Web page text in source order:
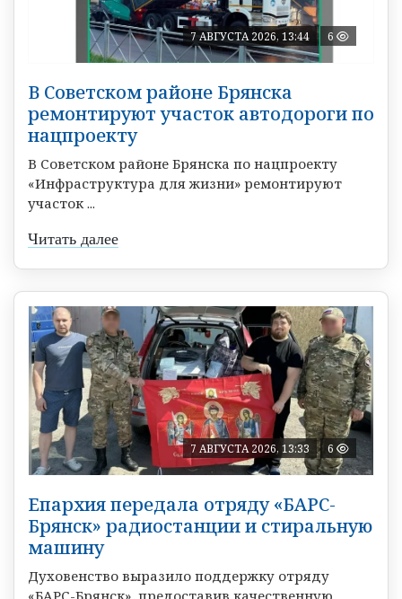
7 АВГУСТА 2026, 13:44 6
В Советском районе Брянска
ремонтируют участок автодороги по
нацпроекту
В Советском районе Брянска по нацпроекту
«Инфраструктура для жизни» ремонтируют
участок ...
Читать далее
7 АВГУСТА 2026, 13:33 6
Епархия передала отряду «БАРС-
Брянск» радиостанции и стиральную
машину
Духовенство выразило поддержку отряду